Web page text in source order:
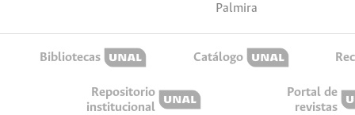
Palmira
Bibliotecas Catálogo
Repositorio
institucional
Portal de
revistas